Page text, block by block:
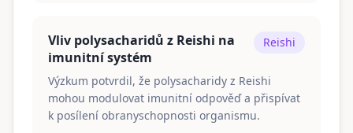
Vliv polysacharidů z Reishi na
imunitní systém
Reishi
Výzkum potvrdil, že polysacharidy z Reishi
mohou modulovat imunitní odpověď a přispívat
k posílení obranyschopnosti organismu.